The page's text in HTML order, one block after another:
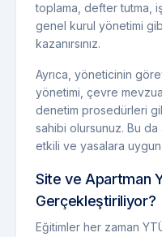
toplama, defter tutma,
genel kurul yönetimi
kazanırsınız.
Ayrıca, yöneticinin
yönetimi, çevre
denetim prosedürleri
sahibi olursunuz. Bu
etkili ve yasalara uygun
Site ve Apartman
Gerçekleştiriliyor?
Eğitimler her zaman